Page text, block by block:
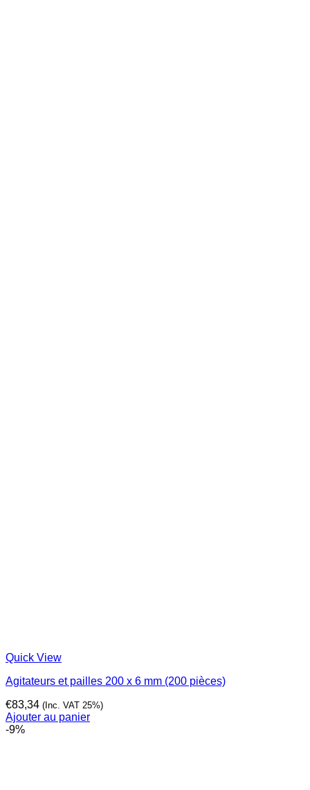
Quick View
Agitateurs et pailles 200 x 6 mm (200 pièces)
€83,34 (Inc. VAT 25%)
Ajouter au panier
-9%